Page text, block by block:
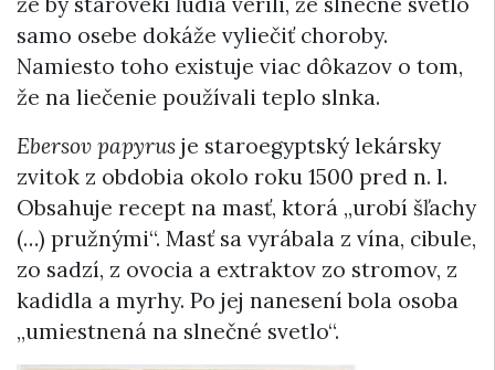
samo osebe dokáže vyliečiť choroby.
Namiesto toho existuje viac dôkazov o tom,
že na liečenie používali teplo slnka.
Ebersov papyrus je staroegyptský lekársky
zvitok z obdobia okolo roku 1500 pred n. l.
Obsahuje recept na masť, ktorá „urobí šľachy
(…) pružnými“. Masť sa vyrábala z vína, cibule,
zo sadzí, z ovocia a extraktov zo stromov, z
kadidla a myrhy. Po jej nanesení bola osoba
„umiestnená na slnečné svetlo“.